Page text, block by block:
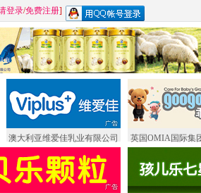
登录/免费注册]
澳大利亚维爱佳乳业有限公司 英国OMIA国际集